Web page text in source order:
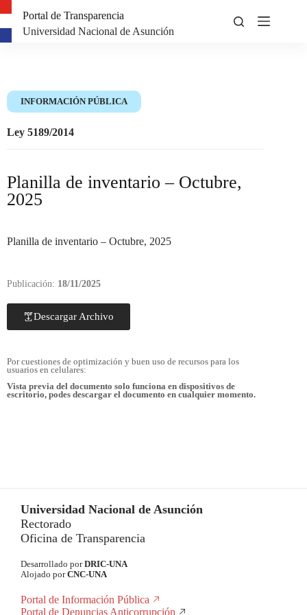
Portal de Transparencia
Universidad Nacional de Asunción
INFORMACIÓN PÚBLICA
Ley 5189/2014
Planilla de inventario – Octubre,
2025
Planilla de inventario – Octubre, 2025
Publicación: 18/11/2025
Descargar Archivo
Por cuestiones de optimización y buen uso de recursos para los
usuarios en celulares:
Vista previa del documento solo funciona en dispositivos de
escritorio, podes descargar el documento en cualquier momento.
Universidad Nacional de Asunción
Rectorado
Oficina de Transparencia
Desarrollado porDRIC-UNA
Alojado porCNC-UNA
Portal de Información Pública
Portal de Denuncias Anticorrupción